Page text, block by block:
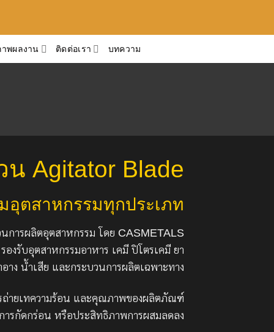
พผลงาน ติดต่อเรา บทความ
Agitator Blade
อุตสาหกรรมทุกประเภท
การผลิตอุตสาหกรรม โดย CASMETALS
รับอุตสาหกรรมอาหาร เคมี ปิโตรเคมี ยา
อาง น้ำเสีย และกระบวนการผลิตเฉพาะทาง
ถ่ายเทความร้อน และคุณภาพของผลิตภัณฑ์
ารกัดกร่อน หรือประสิทธิภาพการผสมลดลง